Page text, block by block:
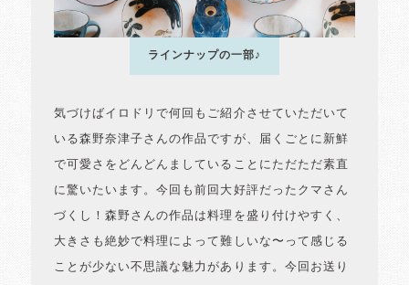
ラインナップの一部♪
気づけばイロドリで何回もご紹介させていただいて
いる森野奈津子さんの作品ですが、届くごとに新鮮
で可愛さをどんどんましていることにただただ素直
に驚いたいます。今回も前回大好評だったクマさん
づくし！森野さんの作品は料理を盛り付けやすく、
大きさも絶妙で料理によって難しいな〜って感じる
ことが少ない不思議な魅力があります。今回お送り